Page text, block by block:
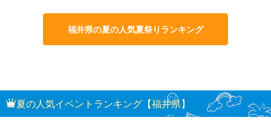
福井県の夏の人気夏祭りランキング
夏の人気イベントランキング【福井県】